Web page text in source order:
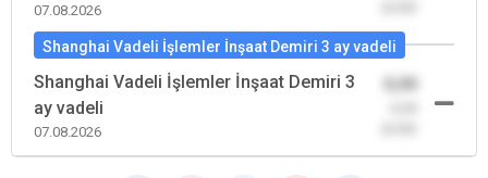
07.08.2026
Shanghai Vadeli İşlemler İnşaat Demiri 3 ay vadeli
Shanghai Vadeli İşlemler İnşaat Demiri 3
ay vadeli
07.08.2026